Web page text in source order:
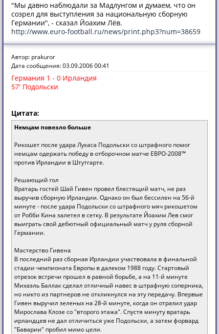
"Мы давно наблюдали за Мадлунгом и думаем, что он
созрел для выступления за национальную сборную
Германии", - сказал Йоахим Лёв.
http://www.euro-football.ru/news/print.php3?num=38659
Автор: prakuror
Дата сообщения: 03.09.2006 00:41
Германия 1 - 0 Ирландия
57' Подольски
Цитата:
Немцам повезло больше
Рикошет после удара Лукаса Подольски со штрафного помог
немцам одержать победу в отборочном матче ЕВРО-2008™
против Ирландии в Штутгарте.
Решающий гол
Вратарь гостей Шай Гивен провел блестящий матч, не раз
выручив сборную Ирландии. Однако он был бессилен на 56-й
минуте - после удара Подольски со штрафного мяч рикошетом
от Робби Кина залетел в сетку. В результате Йоахим Лев смог
выиграть свой дебютный официальный матч у руля сборной
Германии.
Мастерство Гивена
В последний раз сборная Ирландии участвовала в финальной
стадии чемпионата Европы в далеком 1988 году. Стартовый
отрезок встречи прошел в равной борьбе, а на 11-й минуте
Михаэль Баллак сделал отличный навес в штрафную соперника,
но никто из партнеров не откликнулся на эту передачу. Впервые
Гивен выручил зеленых на 28-й минуте, когда он отразил удар
Мирослава Клозе со "второго этажа". Спустя минуту вратарь
ирландцев не дал отличиться уже Подольски, а затем форвард
"Баварии" пробил мимо цели.